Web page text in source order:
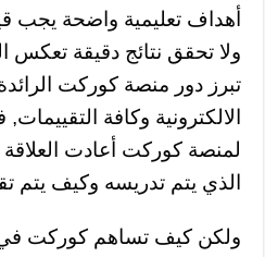
أهداف تعليمية واضحة يجب
ولا تحقق نتائج دقيقة تعكس
تبرز دور منصة كوركت
الالكترونية وكافة
لمنصة كوركت أعادت العلاقة
الذي يتم تدريسه وكيف يتم
ولكن كيف تساهم كوركت في